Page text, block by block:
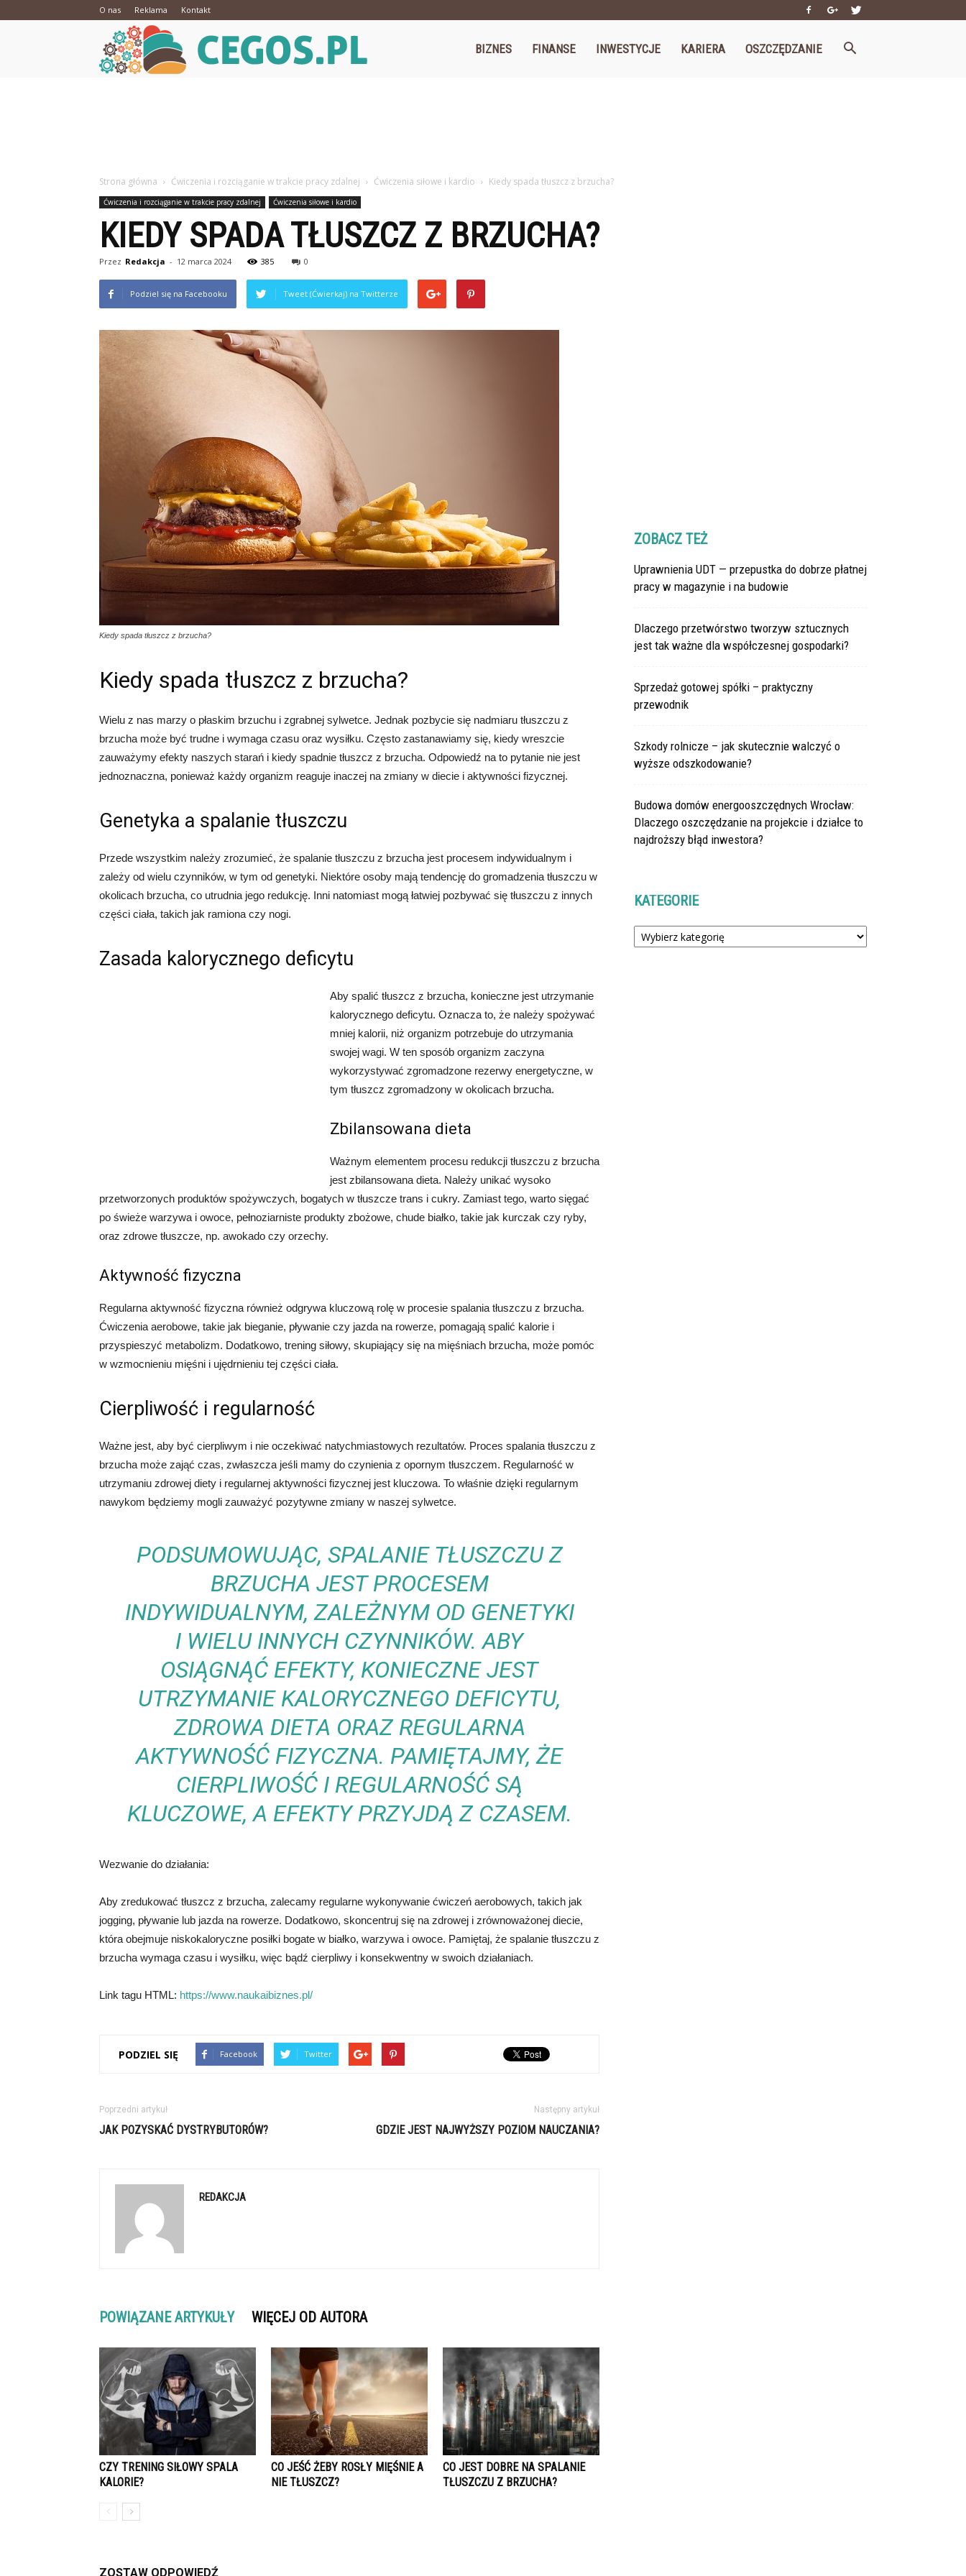
O nas Reklama Kontakt
BIZNES FINANSE INWESTYCJE KARIERA OSZCZĘDZANIE
Strona główna Ćwiczenia i rozciąganie w trakcie pracy zdalnej Ćwiczenia siłowe i kardio Kiedy spada tłuszcz z brzucha?
Ćwiczenia i rozciąganie w trakcie pracy zdalnej Ćwiczenia siłowe i kardio
KIEDY SPADA TŁUSZCZ Z BRZUCHA?
Przez Redakcja - 12 marca 2024 385 0
Podziel się na Facebooku Tweet (Ćwierkaj) na Twitterze
Kiedy spada tłuszcz z brzucha?
Kiedy spada tłuszcz z brzucha?
Wielu z nas marzy o płaskim brzuchu i zgrabnej sylwetce. Jednak pozbycie się nadmiaru tłuszczu z
brzucha może być trudne i wymaga czasu oraz wysiłku. Często zastanawiamy się, kiedy wreszcie
zauważymy efekty naszych starań i kiedy spadnie tłuszcz z brzucha. Odpowiedź na to pytanie nie jest
jednoznaczna, ponieważ każdy organizm reaguje inaczej na zmiany w diecie i aktywności fizycznej.
Genetyka a spalanie tłuszczu
Przede wszystkim należy zrozumieć, że spalanie tłuszczu z brzucha jest procesem indywidualnym i
zależy od wielu czynników, w tym od genetyki. Niektóre osoby mają tendencję do gromadzenia tłuszczu w
okolicach brzucha, co utrudnia jego redukcję. Inni natomiast mogą łatwiej pozbywać się tłuszczu z innych
części ciała, takich jak ramiona czy nogi.
Zasada kalorycznego deficytu
Aby spalić tłuszcz z brzucha, konieczne jest utrzymanie
kalorycznego deficytu. Oznacza to, że należy spożywać
mniej kalorii, niż organizm potrzebuje do utrzymania
swojej wagi. W ten sposób organizm zaczyna
wykorzystywać zgromadzone rezerwy energetyczne, w
tym tłuszcz zgromadzony w okolicach brzucha.
Zbilansowana dieta
Ważnym elementem procesu redukcji tłuszczu z brzucha
jest zbilansowana dieta. Należy unikać wysoko
przetworzonych produktów spożywczych, bogatych w tłuszcze trans i cukry. Zamiast tego, warto sięgać
po świeże warzywa i owoce, pełnoziarniste produkty zbożowe, chude białko, takie jak kurczak czy ryby,
oraz zdrowe tłuszcze, np. awokado czy orzechy.
Aktywność fizyczna
Regularna aktywność fizyczna również odgrywa kluczową rolę w procesie spalania tłuszczu z brzucha.
Ćwiczenia aerobowe, takie jak bieganie, pływanie czy jazda na rowerze, pomagają spalić kalorie i
przyspieszyć metabolizm. Dodatkowo, trening siłowy, skupiający się na mięśniach brzucha, może pomóc
w wzmocnieniu mięśni i ujędrnieniu tej części ciała.
Cierpliwość i regularność
Ważne jest, aby być cierpliwym i nie oczekiwać natychmiastowych rezultatów. Proces spalania tłuszczu z
brzucha może zająć czas, zwłaszcza jeśli mamy do czynienia z opornym tłuszczem. Regularność w
utrzymaniu zdrowej diety i regularnej aktywności fizycznej jest kluczowa. To właśnie dzięki regularnym
nawykom będziemy mogli zauważyć pozytywne zmiany w naszej sylwetce.
PODSUMOWUJĄC, SPALANIE TŁUSZCZU Z
BRZUCHA JEST PROCESEM
INDYWIDUALNYM, ZALEŻNYM OD GENETYKI
I WIELU INNYCH CZYNNIKÓW. ABY
OSIĄGNĄĆ EFEKTY, KONIECZNE JEST
UTRZYMANIE KALORYCZNEGO DEFICYTU,
ZDROWA DIETA ORAZ REGULARNA
AKTYWNOŚĆ FIZYCZNA. PAMIĘTAJMY, ŻE
CIERPLIWOŚĆ I REGULARNOŚĆ SĄ
KLUCZOWE, A EFEKTY PRZYJDĄ Z CZASEM.
Wezwanie do działania:
Aby zredukować tłuszcz z brzucha, zalecamy regularne wykonywanie ćwiczeń aerobowych, takich jak
jogging, pływanie lub jazda na rowerze. Dodatkowo, skoncentruj się na zdrowej i zrównoważonej diecie,
która obejmuje niskokaloryczne posiłki bogate w białko, warzywa i owoce. Pamiętaj, że spalanie tłuszczu z
brzucha wymaga czasu i wysiłku, więc bądź cierpliwy i konsekwentny w swoich działaniach.
Link tagu HTML: https://www.naukaibiznes.pl/
PODZIEL SIĘ Facebook Twitter
Poprzedni artykuł
JAK POZYSKAĆ DYSTRYBUTORÓW?
Następny artykuł
GDZIE JEST NAJWYŻSZY POZIOM NAUCZANIA?
REDAKCJA
POWIĄZANE ARTYKUŁY WIĘCEJ OD AUTORA
CZY TRENING SIŁOWY SPALA
KALORIE?
CO JEŚĆ ŻEBY ROSŁY MIĘŚNIE A
NIE TŁUSZCZ?
CO JEST DOBRE NA SPALANIE
TŁUSZCZU Z BRZUCHA?
ZOSTAW ODPOWIEDŹ
ZOBACZ TEŻ
Uprawnienia UDT — przepustka do dobrze płatnej
pracy w magazynie i na budowie
Dlaczego przetwórstwo tworzyw sztucznych
jest tak ważne dla współczesnej gospodarki?
Sprzedaż gotowej spółki – praktyczny
przewodnik
Szkody rolnicze – jak skutecznie walczyć o
wyższe odszkodowanie?
Budowa domów energooszczędnych Wrocław:
Dlaczego oszczędzanie na projekcie i działce to
najdroższy błąd inwestora?
KATEGORIE
Kategorie